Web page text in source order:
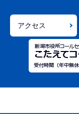
で
アクセス